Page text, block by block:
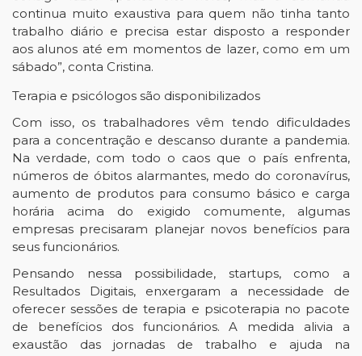
continua muito exaustiva para quem não tinha tanto
trabalho diário e precisa estar disposto a responder
aos alunos até em momentos de lazer, como em um
sábado”, conta Cristina.
Terapia e psicólogos são disponibilizados
Com isso, os trabalhadores vêm tendo dificuldades
para a concentração e descanso durante a pandemia.
Na verdade, com todo o caos que o país enfrenta,
números de óbitos alarmantes, medo do coronavírus,
aumento de produtos para consumo básico e carga
horária acima do exigido comumente, algumas
empresas precisaram planejar novos benefícios para
seus funcionários.
Pensando nessa possibilidade, startups, como a
Resultados Digitais, enxergaram a necessidade de
oferecer sessões de terapia e psicoterapia no pacote
de benefícios dos funcionários. A medida alivia a
exaustão das jornadas de trabalho e ajuda na